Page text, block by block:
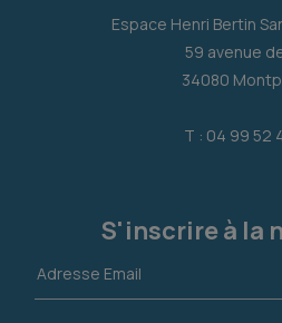
Espace Henri Bertin
59 avenue
34080
T : 04 99 52
S'inscrire à la